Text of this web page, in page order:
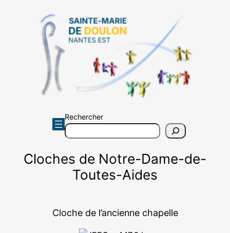
Rechercher
Cloches de Notre-Dame-de-
Toutes-Aides
Cloche de l’ancienne chapelle